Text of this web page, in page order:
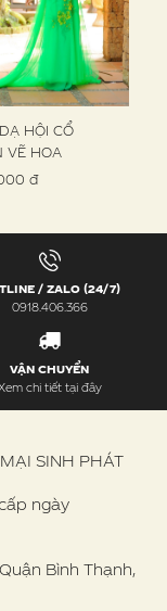
HỘI CỔ
VẼ HOA
đ
/ ZALO (24/7)
0918.406.366
VẬN CHUYỂN
chi tiết tại đây
SINH PHÁT
ngày
Bình Thạnh,